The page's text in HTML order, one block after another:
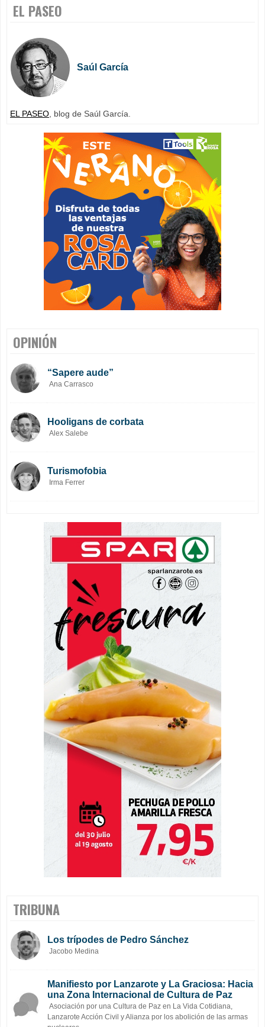
EL PASEO
Saúl García
EL PASEO , blog de Saúl García.
OPINIÓN
“Sapere aude”
Ana Carrasco
Hooligans de corbata
Alex Salebe
Turismofobia
Irma Ferrer
TRIBUNA
Los trípodes de Pedro Sánchez
Jacobo Medina
Manifiesto por Lanzarote y La Graciosa: Hacia
una Zona Internacional de Cultura de Paz
Asociación por una Cultura de Paz en La Vida Cotidiana,
Lanzarote Acción Civil y Alianza por los abolición de las armas